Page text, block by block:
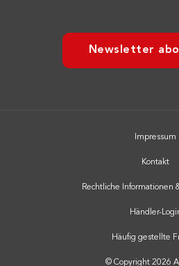
Newsletter
Impressum
Kontakt
Rechtliche Informationen
Händler-
Häufig gestellte
© Copyright 2026